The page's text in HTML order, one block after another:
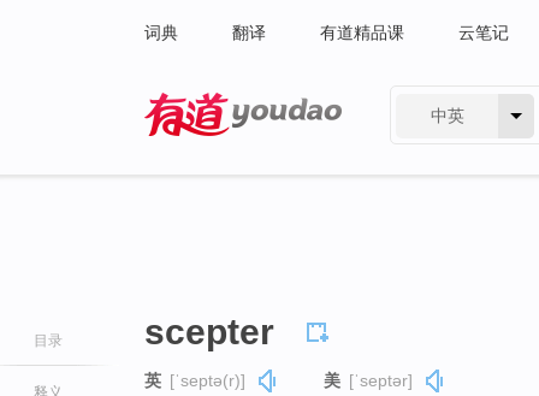
词典 翻译 有道精品课 云笔记
中英
目录
释义
scepter
英 [ˈseptə(r)] 美 [ˈseptər]